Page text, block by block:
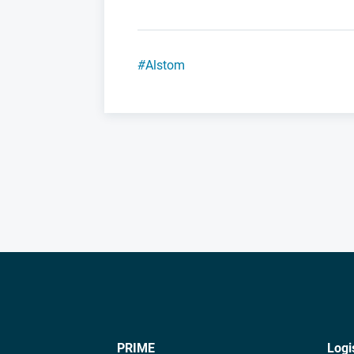
#Alstom
PRIME